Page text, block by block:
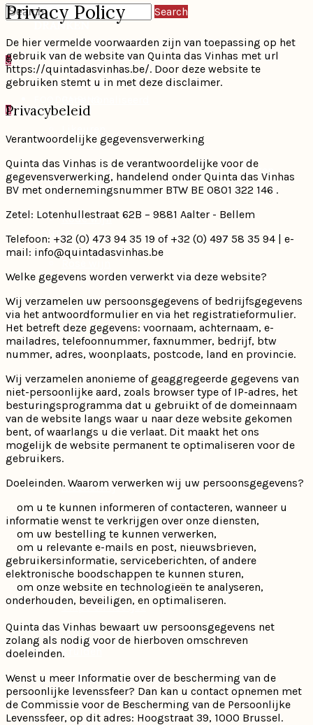
DRANKEN
Bubbels
Magnums
Rode wijn
Rosé wijn
Witte wijn
Spirits
Porto & Sherry
Vermout & Sangria
Alcoholvrij
DELICATESSEN
Chips en nootjes
Kruiden
Olijfolie
GESCHENKEN-B2B
Geschenkmanden
Giftboxen
Cadeaubon
PARTNERS
SERVICES
BLOG
CONTACT
Search
0
0 / 0,00€
U heeft nog geen producten in uw winkelwagen.
Privacy Policy
De hier vermelde voorwaarden zijn van toepassing op het
gebruik van de website van Quinta das Vinhas met url
https://quintadasvinhas.be/. Door deze website te
gebruiken stemt u in met deze disclaimer.
Privacybeleid
Verantwoordelijke gegevensverwerking
Quinta das Vinhas is de verantwoordelijke voor de
gegevensverwerking, handelend onder Quinta das Vinhas
BV met ondernemingsnummer BTW BE 0801 322 146 .
Zetel: Lotenhullestraat 62B – 9881 Aalter - Bellem
Telefoon: +32 (0) 473 94 35 19 of +32 (0) 497 58 35 94 | e-
mail: info@quintadasvinhas.be
Welke gegevens worden verwerkt via deze website?
Wij verzamelen uw persoonsgegevens of bedrijfsgegevens
via het antwoordformulier en via het registratieformulier.
Het betreft deze gegevens: voornaam, achternaam, e-
mailadres, telefoonnummer, faxnummer, bedrijf, btw
nummer, adres, woonplaats, postcode, land en provincie.
Wij verzamelen anonieme of geaggregeerde gegevens van
niet-persoonlijke aard, zoals browser type of IP-adres, het
besturingsprogramma dat u gebruikt of de domeinnaam
van de website langs waar u naar deze website gekomen
bent, of waarlangs u die verlaat. Dit maakt het ons
mogelijk de website permanent te optimaliseren voor de
gebruikers.
Doeleinden. Waarom verwerken wij uw persoonsgegevens?
om u te kunnen informeren of contacteren, wanneer u
informatie wenst te verkrijgen over onze diensten,
om uw bestelling te kunnen verwerken,
om u relevante e-mails en post, nieuwsbrieven,
gebruikersinformatie, serviceberichten, of andere
elektronische boodschappen te kunnen sturen,
om onze website en technologieën te analyseren,
onderhouden, beveiligen, en optimaliseren.
Quinta das Vinhas bewaart uw persoonsgegevens net
zolang als nodig voor de hierboven omschreven
doeleinden.
Wenst u meer Informatie over de bescherming van de
persoonlijke levenssfeer? Dan kan u contact opnemen met
de Commissie voor de Bescherming van de Persoonlijke
Levenssfeer, op dit adres: Hoogstraat 39, 1000 Brussel.